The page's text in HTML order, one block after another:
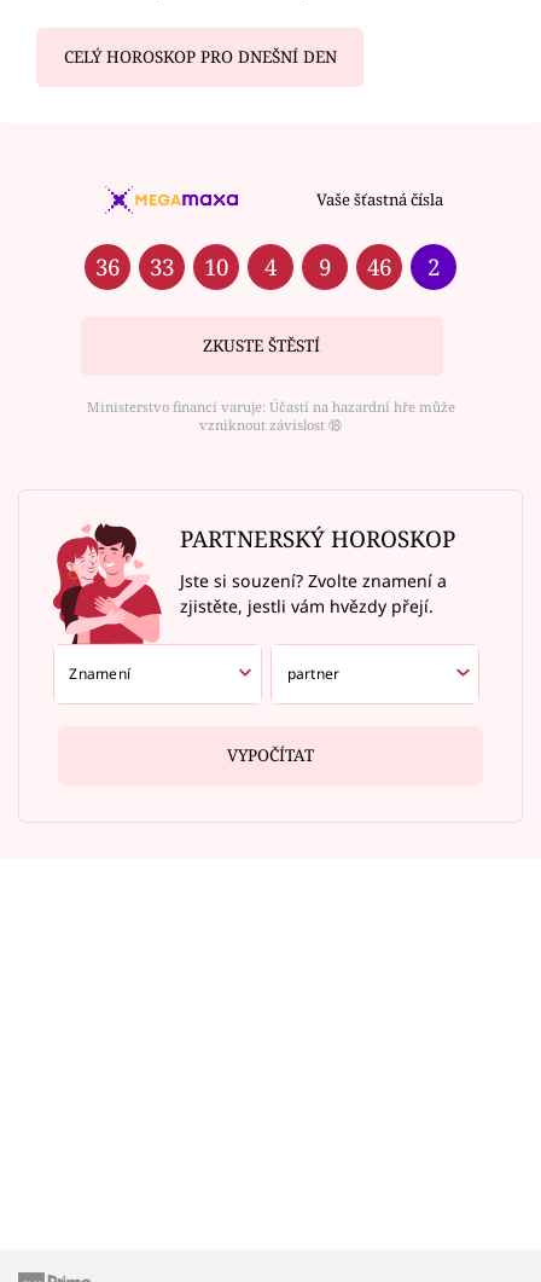
CELÝ HOROSKOP PRO DNEŠNÍ DEN
Vaše šťastná čísla
36 33 10 4 9 46 2
ZKUSTE ŠTĚSTÍ
Ministerstvo financí varuje: Účastí na hazardní hře může
vzniknout závislost ⑱
PARTNERSKÝ HOROSKOP
Jste si souzení? Zvolte znamení a
zjistěte, jestli vám hvězdy přejí.
VYPOČÍTAT